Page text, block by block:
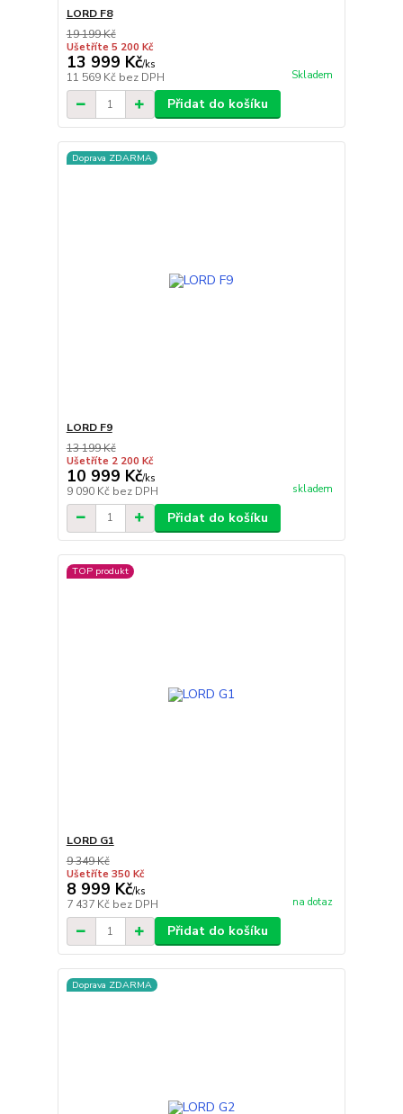
LORD F8
19 199 Kč
Ušetříte 5 200 Kč
13 999 Kč/ks
11 569 Kč bez DPH Skladem
Přidat do košíku
Doprava ZDARMA
LORD F9
13 199 Kč
Ušetříte 2 200 Kč
10 999 Kč/ks
9 090 Kč bez DPH skladem
Přidat do košíku
TOP produkt
LORD G1
9 349 Kč
Ušetříte 350 Kč
8 999 Kč/ks
7 437 Kč bez DPH na dotaz
Přidat do košíku
Doprava ZDARMA